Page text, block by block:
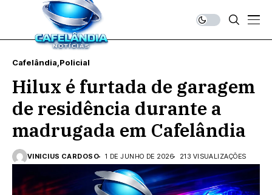
Cafelândia Policial
Hilux é furtada de garagem
de residência durante a
madrugada em Cafelândia
VINICIUS CARDOSO 1 DE JUNHO DE 2026 213 VISUALIZAÇÕES